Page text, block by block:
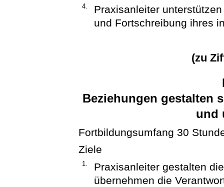
4.
Praxisanleiter
und Fortschreibung ihres
(zu
Beziehungen gestalten
und
Fortbildungsumfang 30
Ziele
1.
Praxisanleiter gestalten
übernehmen die